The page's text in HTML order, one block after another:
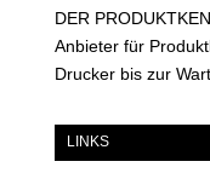
DER
Anbieter für
Drucker bis zur
LINKS